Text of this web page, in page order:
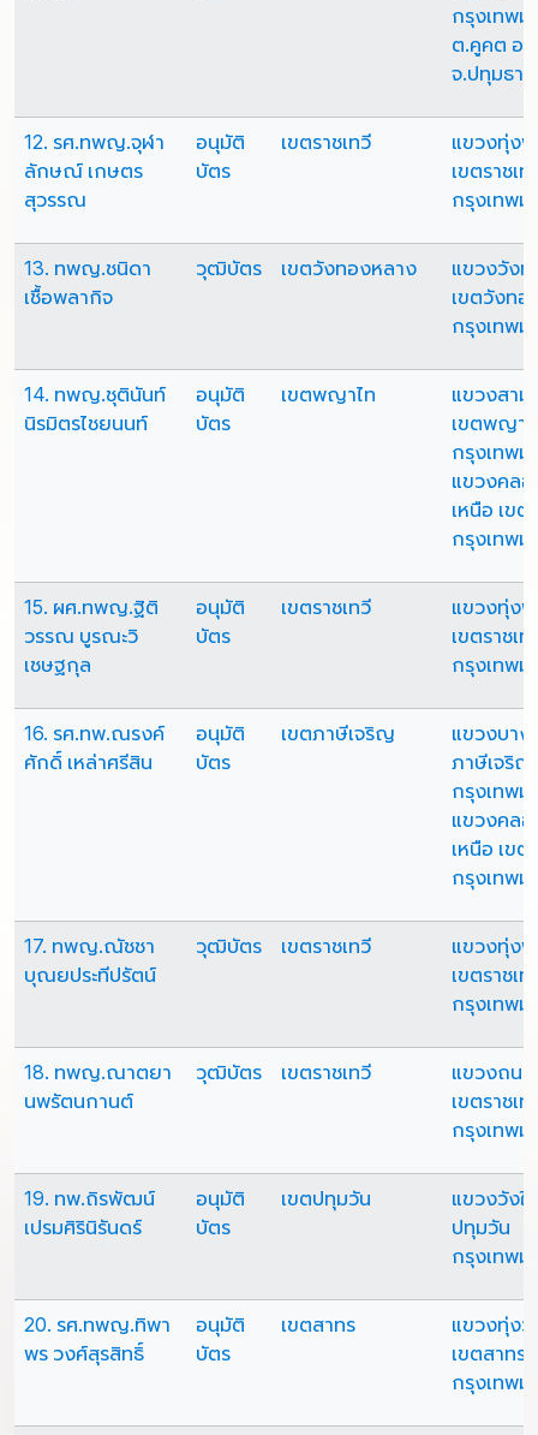
กรุงเทพม
ต.คูคต อ.
จ.ปทุมธานี
12. รศ.ทพญ.จุฬา
ลักษณ์ เกษตร
สุวรรณ
อนุมัติ
บัตร
เขตราชเทวี
แขวงทุ่ง
เขตราชเท
กรุงเทพม
13. ทพญ.ชนิดา
เชื้อพลากิจ
วุฒิบัตร เขตวังทองหลาง
แขวงวัง
เขตวังทอ
กรุงเทพม
14. ทพญ.ชุตินันท์
นิรมิตรไชยนนท์
อนุมัติ
บัตร
เขตพญาไท
แขวงสาม
เขตพญา
กรุงเทพม
แขวงคล
เหนือ เข
กรุงเทพม
15. ผศ.ทพญ.ฐิติ
วรรณ บูรณะวิ
เชษฐกุล
อนุมัติ
บัตร
เขตราชเทวี
แขวงทุ่ง
เขตราชเท
กรุงเทพม
16. รศ.ทพ.ณรงค์
ศักดิ์ เหล่าศรีสิน
อนุมัติ
บัตร
เขตภาษีเจริญ
แขวงบาง
ภาษีเจริญ
กรุงเทพม
แขวงคลอ
เหนือ เข
กรุงเทพม
17. ทพญ.ณัชชา
บุณยประทีปรัตน์
วุฒิบัตร เขตราชเทวี
แขวงทุ่ง
เขตราชเท
กรุงเทพม
18. ทพญ.ณาตยา
นพรัตนกานต์
วุฒิบัตร เขตราชเทวี
แขวงถน
เขตราชเท
กรุงเทพม
19. ทพ.ถิรพัฒน์
เปรมศิรินิรันดร์
อนุมัติ
บัตร
เขตปทุมวัน
แขวงวังใ
ปทุมวัน
กรุงเทพม
20. รศ.ทพญ.ทิพา
พร วงศ์สุรสิทธิ์
อนุมัติ
บัตร
เขตสาทร
แขวงทุ่ง
เขตสาทร
กรุงเทพม